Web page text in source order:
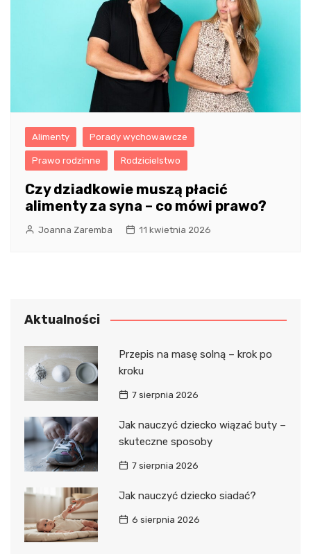
Alimenty Porady wychowawcze
Prawo rodzinne Rodzicielstwo
Czy dziadkowie muszą płacić
alimenty za syna – co mówi prawo?
Joanna Zaremba 11 kwietnia 2026
Aktualności
Przepis na masę solną – krok po
kroku
7 sierpnia 2026
Jak nauczyć dziecko wiązać buty –
skuteczne sposoby
7 sierpnia 2026
Jak nauczyć dziecko siadać?
6 sierpnia 2026